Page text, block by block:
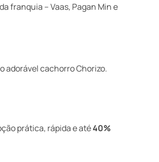
franquia – Vaas, Pagan Min e
adorável cachorro Chorizo.
prática, rápida e até40%